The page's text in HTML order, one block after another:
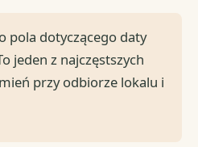
pola dotyczącego daty
jeden z najczęstszych
przy odbiorze lokalu i